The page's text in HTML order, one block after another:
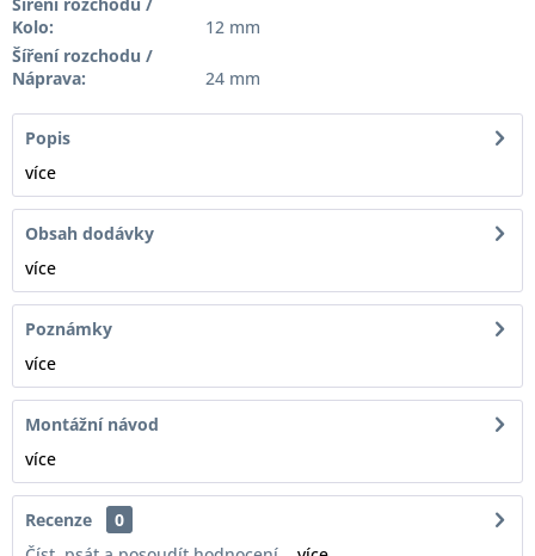
Kolo:
12 mm
Šíření rozchodu /
Náprava:
24 mm
Popis
více
Obsah dodávky
více
Poznámky
více
Montážní návod
více
Recenze
0